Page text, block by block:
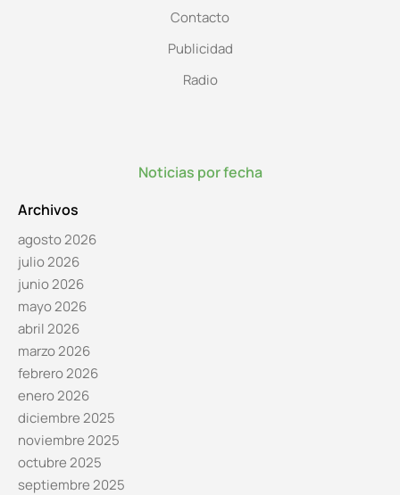
Contacto
Publicidad
Radio
Noticias por fecha
Archivos
agosto 2026
julio 2026
junio 2026
mayo 2026
abril 2026
marzo 2026
febrero 2026
enero 2026
diciembre 2025
noviembre 2025
octubre 2025
septiembre 2025